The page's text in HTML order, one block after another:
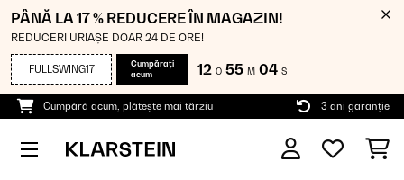
PÂNĂ LA 17 % REDUCERE ÎN MAGAZIN!
REDUCERI URIAȘE DOAR 24 DE ORE!
FULLSWING17
Cumpărați
acum
12 O 55 M 04 S
Cumpără acum, plătește mai târziu 3 ani garanție